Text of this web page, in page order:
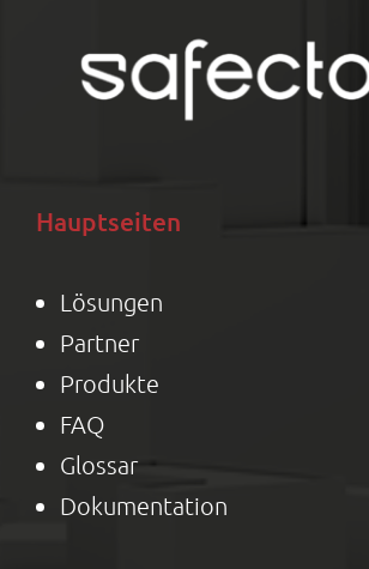
Hauptseiten
Lösungen
Partner
Produkte
FAQ
Glossar
Dokumentation